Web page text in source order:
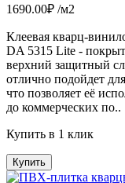
1690.00₽ /м2
Клеевая кварц-
DA 5315 Lite -
верхний защитный
отлично подойдет
что позволяет её
до коммерческих по..
Купить в 1 клик
Купить